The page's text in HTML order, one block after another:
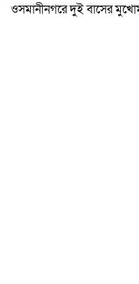
ওসমানীনগরে দুই বাসের